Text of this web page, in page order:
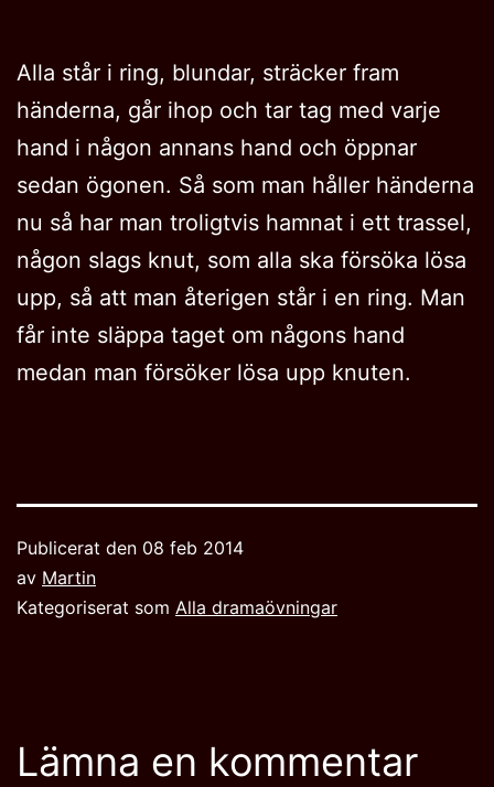
Alla står i ring, blundar, sträcker fram
händerna, går ihop och tar tag med varje
hand i någon annans hand och öppnar
sedan ögonen. Så som man håller händerna
nu så har man troligtvis hamnat i ett trassel,
någon slags knut, som alla ska försöka lösa
upp, så att man återigen står i en ring. Man
får inte släppa taget om någons hand
medan man försöker lösa upp knuten.
Publicerat den 08 feb 2014
av Martin
Kategoriserat som Alla dramaövningar
Lämna en kommentar